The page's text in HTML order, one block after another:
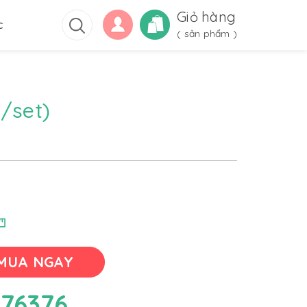
Giỏ hàng
( sản phẩm )
set)
NGAY